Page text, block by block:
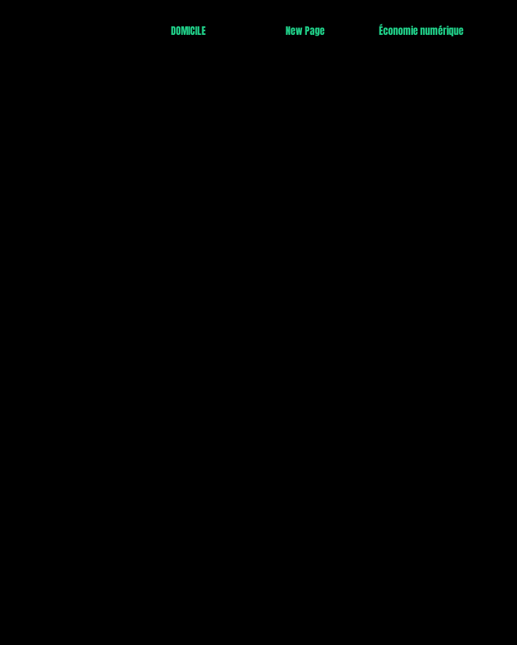
DOMICILE New Page Économie numérique